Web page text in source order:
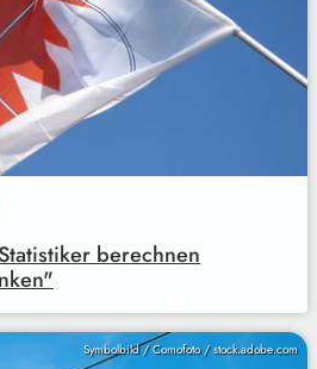
berechnen
Symbolbild / Comofoto / stock.adobe.com